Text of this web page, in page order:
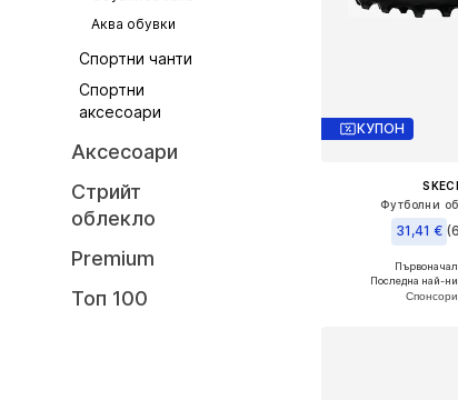
Аква обувки
Спортни чанти
Спортни
аксесоари
Аксесоари
Стрийт
облекло
Premium
Топ 100
КУПОН
Футболни
31,41 €
Налични
Добави в
Последна най-